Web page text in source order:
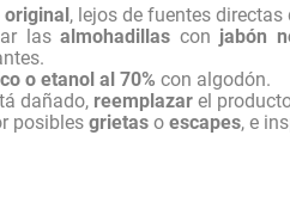
original, lejos de fuentes
lasalmohadillas con jabón
o etanol al 70% con algodón.
dañado, reemplazar el
posiblesgrietas oescapes, e